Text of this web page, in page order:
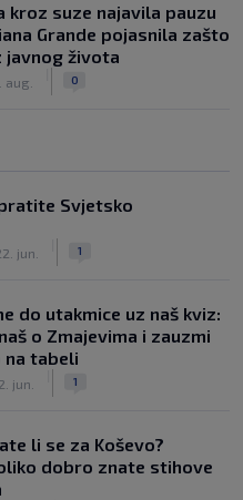
kroz suze najavila pauzu
Grande pojasnila zašto
javnog života
aug. 0
Svjetsko
jun. 1
do utakmice uz naš kviz:
o Zmajevima i zauzmi
tabeli
jun. 1
li se za Koševo?
dobro znate stihove